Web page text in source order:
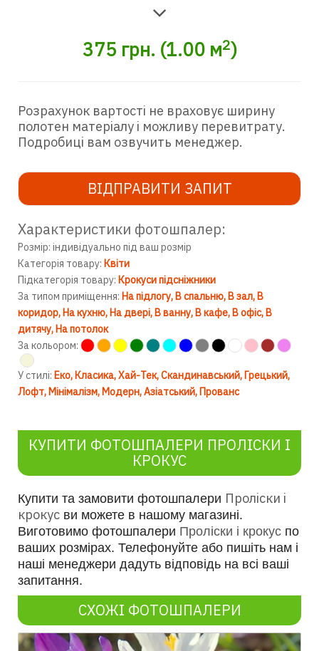
375 грн. (1.00м2)
Розрахунок вартості не враховує ширину
полотен матеріалу і можливу перевитрату.
Подробиці вам озвучить менеджер.
ВІДПРАВИТИ ЗАПИТ
Характеристики фотошпалер:
Розмір: індивідуально під ваш розмір
Категорія товару: Квіти
Підкатегорія товару: Крокуси підсніжники
За типом приміщення: На підлогу В спальню В зал В
коридор На кухню На двері В ванну В кафе В офіс В
дитячу На потолок
За кольором:
У стилі: Еко Класика Хай-Тек Скандинавський Грецький
Лофт Мінімалізм Модерн Азіатський Прованс
КУПИТИ ФОТОШПАЛЕРИ ПРОЛІСКИ І
КРОКУС
Купити та замовити фотошпалери Проліски і
крокус ви можете в нашому магазині.
Виготовимо фотошпалери Проліски і крокус по
ваших розмірах. Телефонуйте або пишіть нам і
наші менеджери дадуть відповідь на всі ваші
запитання.
СХОЖІ ФОТОШПАЛЕРИ